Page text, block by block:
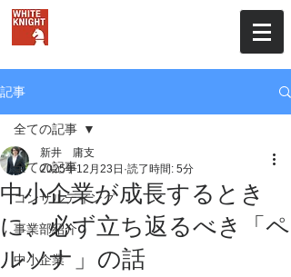
記事
全ての記事
コンサルティング
事業部紹介
中小企業
全ての記事
中小企業が成長するとき
に、必ず立ち返るべき「ペ
ルソナ」の話
新井 庸支
2025年12月23日 読了時間: 5分